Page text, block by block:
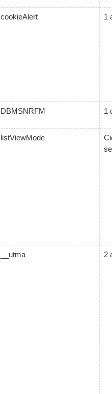
cookieAlert 1
DBMSNRFM 1
listViewMode
__utma 2